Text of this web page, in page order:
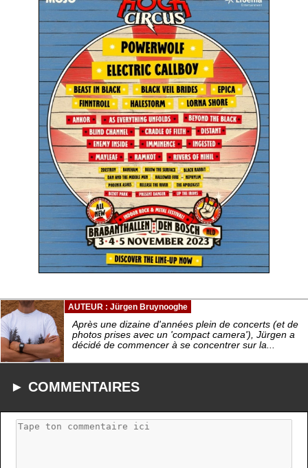
AUTEUR : Jürgen Bruynooghe
Après une dizaine d'années plein de concerts (et de
photos prises avec un 'compact camera'), Jürgen a
décidé de commencer à se concentrer sur la...
► COMMENTAIRES